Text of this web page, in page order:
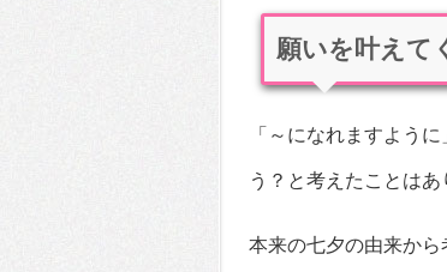
願いを叶えて
「～になれますよう
う？と考えたことはあ
本来の七夕の由来か